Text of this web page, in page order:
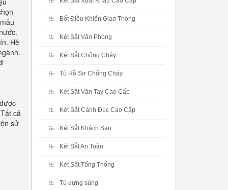
Hệ
cả
sử
Bốt Điều Khiển Giao Thông
Két Sắt Văn Phòng
Két Sắt Chống Cháy
Tủ Hồ Sơ Chống Cháy
Két Sắt Vân Tay Cao Cấp
Két Sắt Cánh Đúc Cao Cấp
Két Sắt Khách Sạn
Két Sắt An Toàn
Két Sắt Tổng Thống
Tủ đựng súng